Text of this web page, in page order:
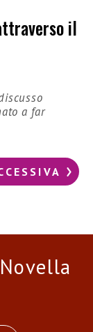
il
a far